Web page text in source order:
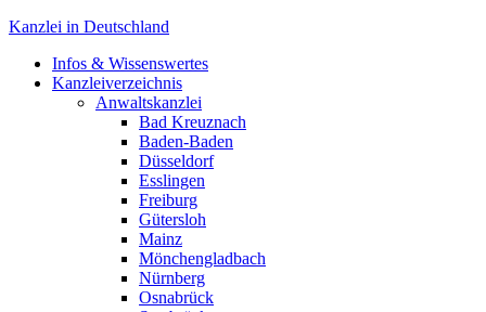
Kanzlei in Deutschland
Aktuelle rechtliche Themen, Kanzleisuche und mehr!
Infos & Wissenswertes
Kanzleiverzeichnis
Anwaltskanzlei
Bad Kreuznach
Baden-Baden
Düsseldorf
Esslingen
Freiburg
Gütersloh
Mainz
Mönchengladbach
Nürnberg
Osnabrück